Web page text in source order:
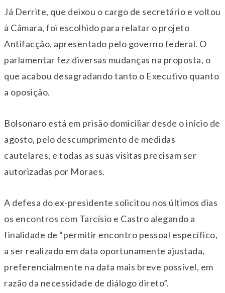
Já Derrite, que deixou o cargo de secretário e voltou
à Câmara, foi escolhido para relatar o projeto
Antifacção, apresentado pelo governo federal. O
parlamentar fez diversas mudanças na proposta, o
que acabou desagradando tanto o Executivo quanto
a oposição.
Bolsonaro está em prisão domiciliar desde o início de
agosto, pelo descumprimento de medidas
cautelares, e todas as suas visitas precisam ser
autorizadas por Moraes.
A defesa do ex-presidente solicitou nos últimos dias
os encontros com Tarcísio e Castro alegando a
finalidade de “permitir encontro pessoal específico,
a ser realizado em data oportunamente ajustada,
preferencialmente na data mais breve possível, em
razão da necessidade de diálogo direto”.